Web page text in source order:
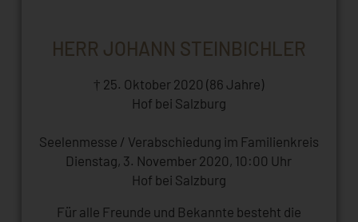
HERR JOHANN STEINBICHLER
† 25. Oktober 2020 (86 Jahre)
Hof bei Salzburg
Seelenmesse / Verabschiedung im Familienkreis
Dienstag, 3. November 2020, 10:00 Uhr
Hof bei Salzburg
Für alle Freunde und Bekannte besteht die